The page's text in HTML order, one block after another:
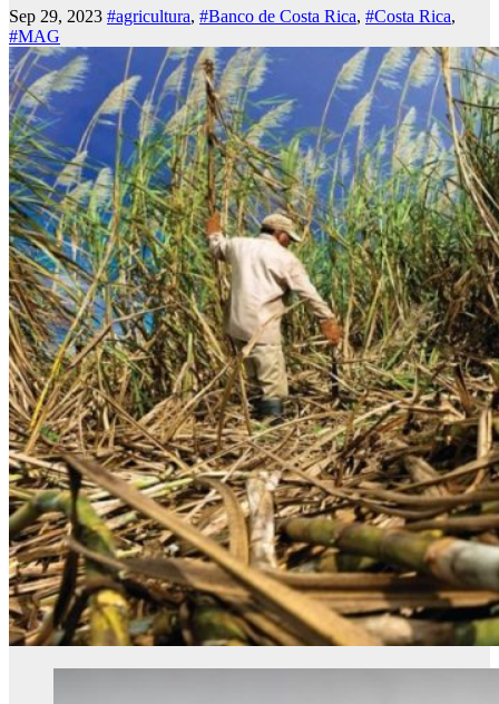
Sep 29, 2023 #agricultura, #Banco de Costa Rica, #Costa Rica,
#MAG